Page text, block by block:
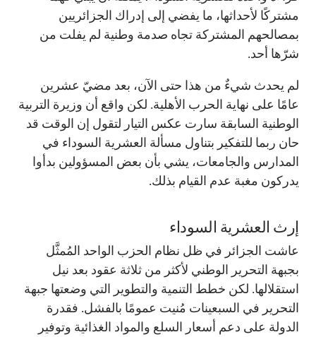
مشتركًا لأحداثها، ما يفضي إلى إدراك الجزائريين
بمصالحهم المشتركة تجاه صدمة وطنية لم يفلت من
شرّها أحد.
لم يحدث شيءٌ من هذا حتى الآن، بعد مضيّ عشرين
عامًا على نهاية الحرب الأهلية. لكن واقع أن وزيرة التربية
الوطنية السابقة سارت عكس التيار لتقول إن الوقت قد
حان ربما للتفكير بتناول مسألة العشرية السوداء في
المدارس والجامعات، يشي بأن بعض المسؤولين بدأوا
يدركون مغبة عدم القيام بذلك.
إرث العشرية السوداء
عاشت الجزائر في ظل نظام الحزب الواحد المُمثَّل
بجبهة التحرير الوطني لأكثر من ثلاثة عقود بعد نيل
استقلالها. لكن خطط التنمية والتطوير التي وضعتها جبهة
التحرير في السبعينات مُنيت عمومًا بالفشل. فقدرة
الدولة على دعم أسعار السلع والمواد الغذائية وتوفير